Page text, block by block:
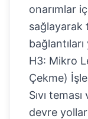
onarımlar
sağlayarak
bağlantıları
H3: Mikro
Çekme)
Sıvı
devre